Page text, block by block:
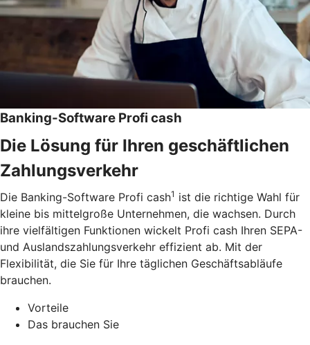
Banking-Software Profi cash
Die Lösung für Ihren geschäftlichen
Zahlungsverkehr
Die Banking-Software Profi cash1 ist die richtige Wahl für
kleine bis mittelgroße Unternehmen, die wachsen. Durch
ihre vielfältigen Funktionen wickelt Profi cash Ihren SEPA-
und Auslandszahlungsverkehr effizient ab. Mit der
Flexibilität, die Sie für Ihre täglichen Geschäftsabläufe
brauchen.
Vorteile
Das brauchen Sie